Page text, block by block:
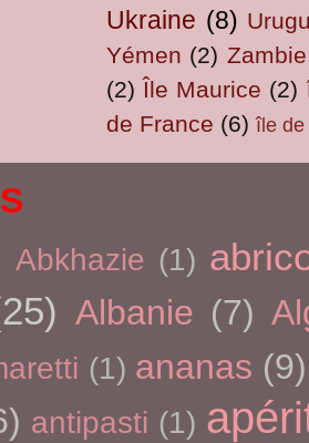
Ukraine (8)
Yémen (2) Zambie
(2) Île Maurice (2)
de France (6) île de
Abkhazie (1)
Albanie (7)
(1) ananas (9)
antipasti (1)